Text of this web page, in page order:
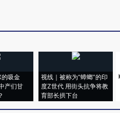
的吸金
产们甘
视线｜被称为“蟑螂”的印
度Z世代 用街头抗争将教
育部长拱下台